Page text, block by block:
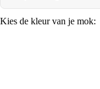
Kies de kleur van je mok: